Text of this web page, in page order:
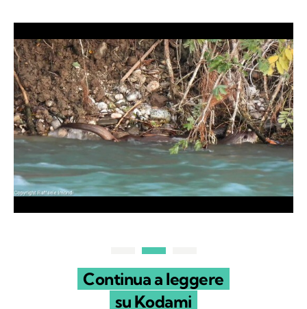
Continua a leggere
su Kodami